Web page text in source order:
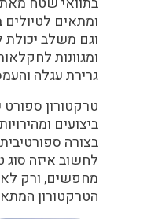
ומתאים לטיולים
וגם משלב יכולת
ומגוונות
גרירת עגלה
טרקטורון
ביצועים
בצורה
לחשוב איזה סוג
מחפשים, ורק
הטרקטורון